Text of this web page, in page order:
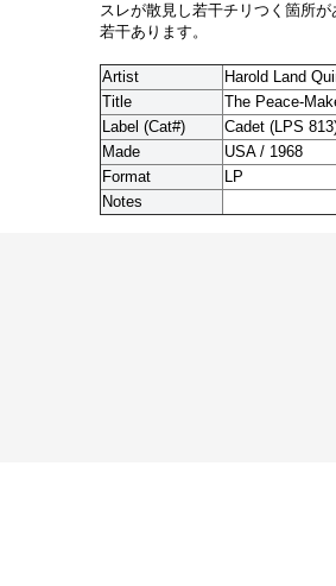
スレが散見し若干チリつく箇所
若干あります。
Artist
Harold Land
Title
The Peace-
Label (Cat#)
Cadet (LPS
Made
USA / 1968
Format
LP
Notes